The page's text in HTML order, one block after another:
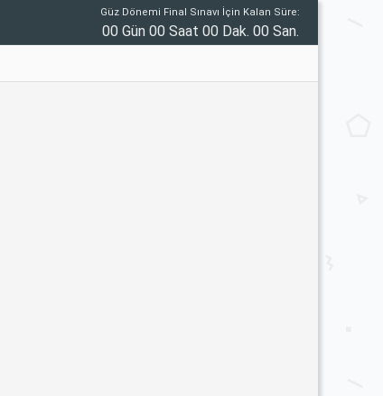
Güz Dönemi Final Sınavı İçin Kalan Süre:
00 Gün 00 Saat 00 Dak. 00 San.